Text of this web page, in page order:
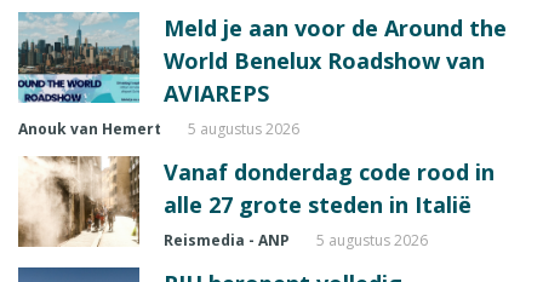
Meld je aan voor de Around the
World Benelux Roadshow van
AVIAREPS
Anouk van Hemert 5 augustus 2026
Vanaf donderdag code rood in
alle 27 grote steden in Italië
Reismedia - ANP 5 augustus 2026